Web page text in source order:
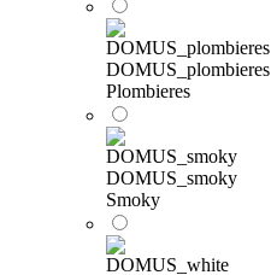
DOMUS_plombieres
Plombieres
DOMUS_smoky
Smoky